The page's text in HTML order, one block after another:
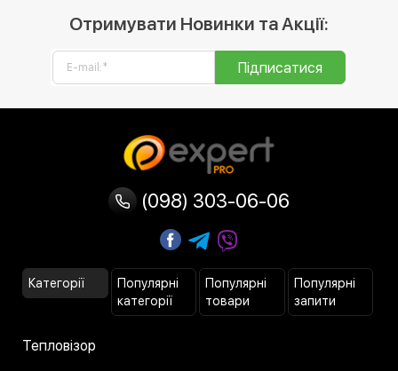
Отримувати Новинки та Акції:
Підписатися
(098) 303-06-06
Категорії
Популярні
категорії
Популярні
товари
Популярні
запити
Тепловізор